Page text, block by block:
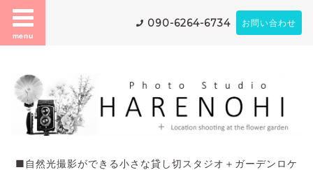
menu
090-6264-6734 お問い合わせ
■自然光撮影ができる小さな貸し切スタジオ＋ガーデンロケ